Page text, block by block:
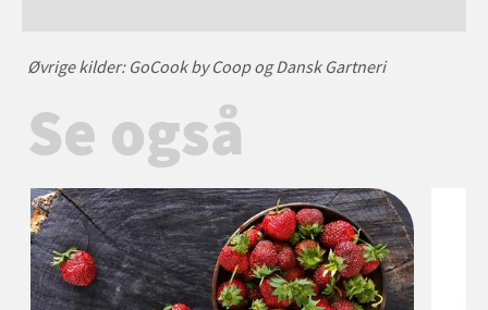
Øvrige kilder: GoCook by Coop og Dansk Gartneri
Se også